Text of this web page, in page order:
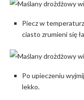
Piecz w
ciasto zrumieni się
Po upieczeniu
lekko.